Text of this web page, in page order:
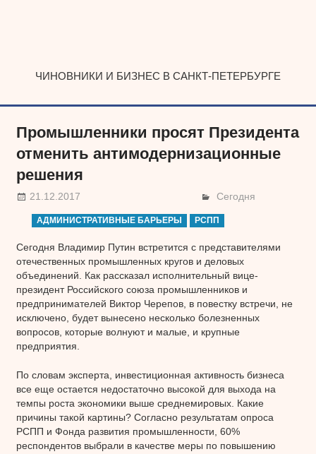
ЧИНОВНИКИ И БИЗНЕС В САНКТ-ПЕТЕРБУРГЕ
Промышленники просят Президента
отменить антимодернизационные
решения
21.12.2017 Сегодня
АДМИНИСТРАТИВНЫЕ БАРЬЕРЫ РСПП
Сегодня Владимир Путин встретится с представителями
отечественных промышленных кругов и деловых
объединений. Как рассказал исполнительный вице-
президент Российского союза промышленников и
предпринимателей Виктор Черепов, в повестку встречи, не
исключено, будет вынесено несколько болезненных
вопросов, которые волнуют и малые, и крупные
предприятия.
По словам эксперта, инвестиционная активность бизнеса
все еще остается недостаточно высокой для выхода на
темпы роста экономики выше среднемировых. Какие
причины такой картины? Согласно результатам опроса
РСПП и Фонда развития промышленности, 60%
респондентов выбрали в качестве меры по повышению